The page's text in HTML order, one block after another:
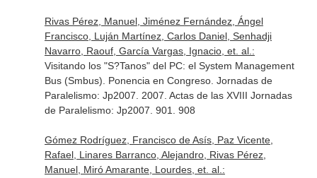
Rivas Pérez, Manuel, Jiménez Fernández, Ángel
Francisco, Luján Martínez, Carlos Daniel, Senhadji
Navarro, Raouf, García Vargas, Ignacio, et. al.:
Visitando los "S?Tanos" del PC: el System Management
Bus (Smbus). Ponencia en Congreso. Jornadas de
Paralelismo: Jp2007. 2007. Actas de las XVIII Jornadas
de Paralelismo: Jp2007. 901. 908
Gómez Rodríguez, Francisco de Asís, Paz Vicente,
Rafael, Linares Barranco, Alejandro, Rivas Pérez,
Manuel, Miró Amarante, Lourdes, et. al.: